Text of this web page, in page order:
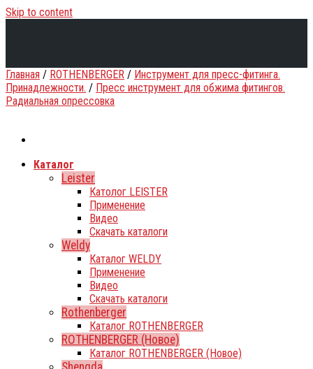
Skip to content
Каталог
Leister
Католог LEISTER
Применение
Видео
Скачать каталоги
Weldy
Каталог WELDY
Применение
Видео
Скачать каталоги
Rothenberger
Каталог ROTHENBERGER
ROTHENBERGER (Новое)
Каталог ROTHENBERGER (Новое)
Главная / ROTHENBERGER / Инструмент для пресс-фитинга.
Принадлежности. / Пресс инструмент для обжима фитингов.
Радиальная опрессовка